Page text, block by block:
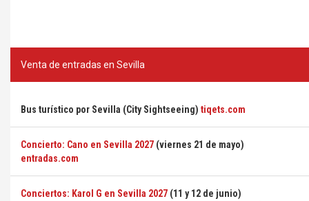
Venta de entradas en Sevilla
Bus turístico por Sevilla (City Sightseeing) tiqets.com
Concierto: Cano en Sevilla 2027 (viernes 21 de mayo)
entradas.com
Conciertos: Karol G en Sevilla 2027 (11 y 12 de junio)